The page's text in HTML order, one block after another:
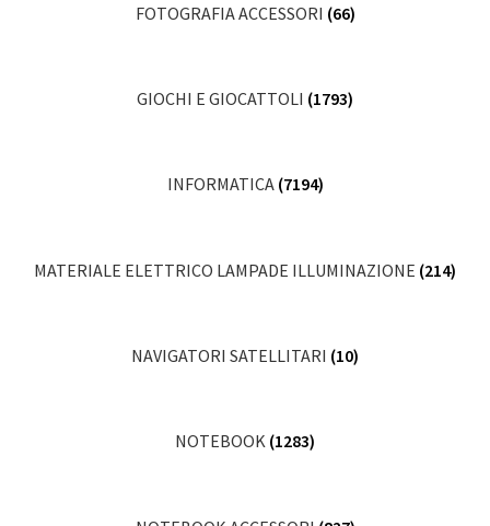
FOTOGRAFIA ACCESSORI (66)
GIOCHI E GIOCATTOLI (1793)
INFORMATICA (7194)
MATERIALE ELETTRICO LAMPADE ILLUMINAZIONE (214)
NAVIGATORI SATELLITARI (10)
NOTEBOOK (1283)